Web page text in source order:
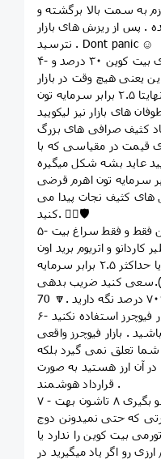
به سمت بالا برگشته و
پس از ریزش های بازار
نترسید . Dont panic ☺️
۴- در طی یکسال بدترین ریزش های بیت کوین ۳۰ درصد و
. این یعنی هیچ وقت در بازار
مارجین و اهرم دار بیشتر از ۲ یا نهایتا ۲.۵ برابر سرمایه تون
های بازار نیز لیکویید
کثیف صرافی های بزرگ
قیمت در مقیاسی که با
عاید بشه شکل میگیره
کمتر از ۲.۵ برابر سرمایه تون اهرم قرضی
های کثیف نجات پیدا می
کنید. 🏴‍☠🛡
۵- برای معاملات اهرم دار و مارجین فقط و فقط سراغ بیت
نظیر کاردانو و اتریوم برید اون
هم با نهایت میزان قرض گیری ۲ یا حداکثر ۲.۵ برابر سرمایه
.سعی کنید ضریب بدهی( debt ratio) خود را همیشه زیر
۶- تحت هیچ شرایطی❌ ⚠️از بازار فیوچرز استفاده نکنید
. بازار فیوچرز واقعی
تعلق نمی گیرد بلکه
آن ارز هستید به صورت
قرارداد هوشمند .
۷ - تو ایران هر ده نفری که جلوشونو بگیری ۸ تاشون بهت
که حتی نمیدونن دوج
بیت کوین را ندارد یا
رو اگر یاد میگیرید در